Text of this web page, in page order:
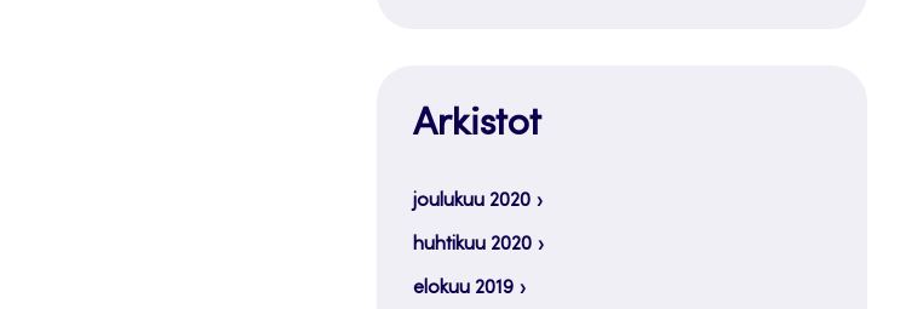
Arkistot
joulukuu 2020
huhtikuu 2020
elokuu 2019